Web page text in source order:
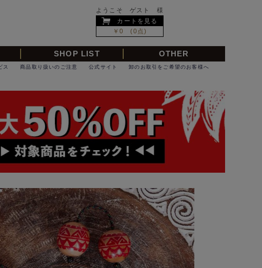
ようこそ ゲスト 様
カートを見る
￥0 (0点)
SHOP LIST OTHER
卸のお取引をご希望のお客様へ
公式サイト
商品取り扱いのご注意
ス